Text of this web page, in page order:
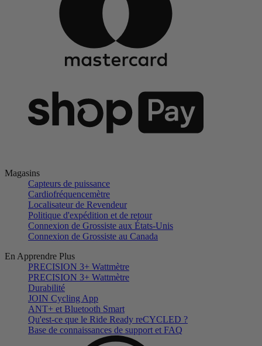
Magasins
Capteurs de puissance
Cardiofréquencemètre
Localisateur de Revendeur
Politique d'expédition et de retour
Connexion de Grossiste aux États-Unis
Connexion de Grossiste au Canada
En Apprendre Plus
PRECISION 3+ Wattmètre
PRECISION 3+ Wattmètre
Durabilité
JOIN Cycling App
ANT+ et Bluetooth Smart
Qu'est-ce que le Ride Ready reCYCLED ?
Base de connaissances de support et FAQ